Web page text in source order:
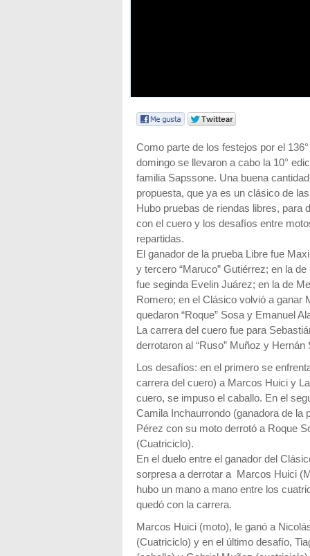
Como parte de los festejos por el
domingo se llevaron a cabo la 10°
familia Sapssone. Una buena
propuesta, que ya es un clásico de
Hubo pruebas de riendas libres, para
con el cuero y los desafíos entre
repartidas.
El ganador de la prueba Libre fue
y tercero “Maruco” Gutiérrez; en la
fue seginda Evelin Juárez; en la de
Romero; en el Clásico volvió a ganar
quedaron “Roque” Sosa y Emanuel
La carrera del cuero fue para
derrotaron al “Ruso” Muñoz y Hernán
Los desafíos: en el primero se
carrera del cuero) a Marcos Huici y
cuero, se impuso el caballo. En el
Camila Inchaurrondo (ganadora de la
Pérez con su moto derrotó a Roque
(Cuatriciclo).
En el duelo entre el ganador del
sorpresa a derrotar a Marcos Huici
hubo un mano a mano entre los
quedó con la carrera.
Marcos Huici (moto), le ganó a
(Cuatriciclo) y en el último desafío,